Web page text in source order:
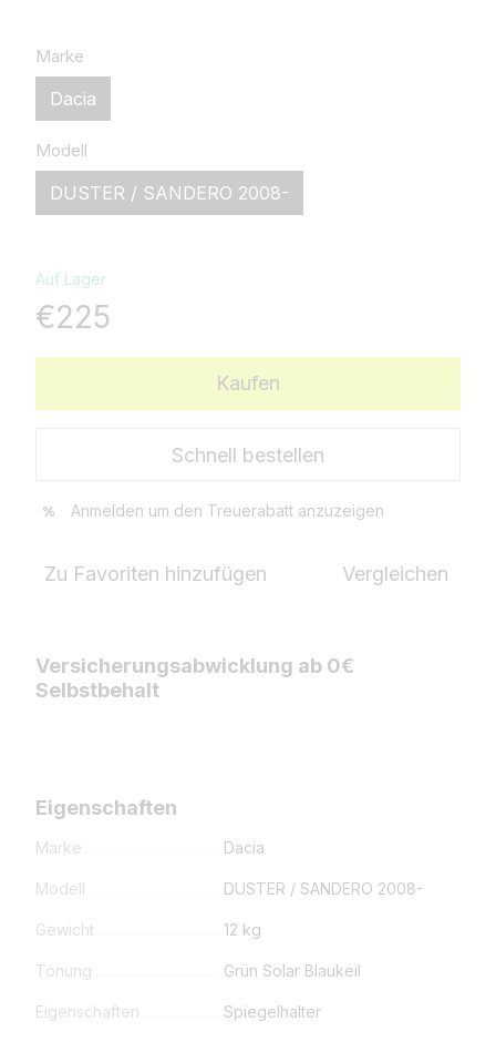
Marke
Dacia
Modell
DUSTER / SANDERO 2008-
Auf Lager
€225
Kaufen
Schnell bestellen
% Anmelden um den Treuerabatt anzuzeigen
Zu Favoriten hinzufügen Vergleichen
Versicherungsabwicklung ab 0€
Selbstbehalt
Eigenschaften
Marke Dacia
Modell DUSTER / SANDERO 2008-
Gewicht 12 kg
Tönung Grün Solar Blaukeil
Eigenschaften Spiegelhalter